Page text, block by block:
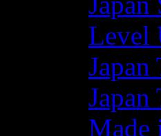
Level
Japan
Japan
Made